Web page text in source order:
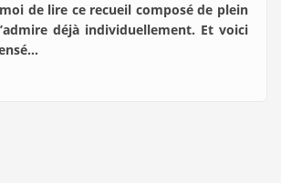
de lire ce recueil composé de plein
déjà individuellement. Et voici